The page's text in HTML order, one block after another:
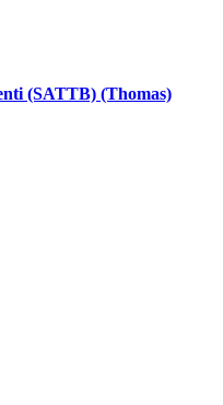
(SATTB) (Thomas)